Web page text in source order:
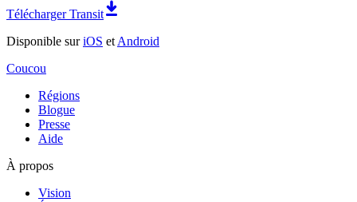
Télécharger Transit
Disponible suriOS et Android
Coucou
Régions
Blogue
Presse
Aide
À propos
Vision